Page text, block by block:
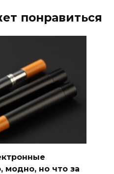
понравиться
модно, но что за